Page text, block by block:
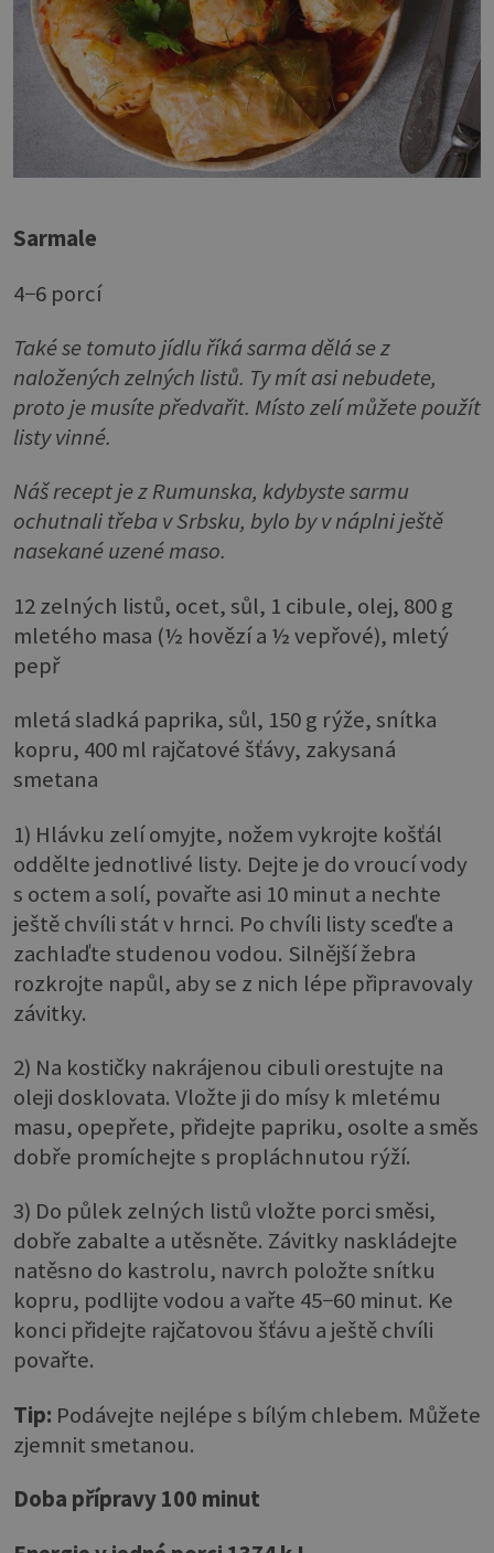
Sarmale
4−6 porcí
Také se tomuto jídlu říká sarma dělá se z
naložených zelných listů. Ty mít asi nebudete,
proto je musíte předvařit. Místo zelí můžete použít
listy vinné.
Náš recept je z Rumunska, kdybyste sarmu
ochutnali třeba v Srbsku, bylo by v náplni ještě
nasekané uzené maso.
12 zelných listů, ocet, sůl, 1 cibule, olej, 800 g
mletého masa (½ hovězí a ½ vepřové), mletý
pepř
mletá sladká paprika, sůl, 150 g rýže, snítka
kopru, 400 ml rajčatové šťávy, zakysaná
smetana
1) Hlávku zelí omyjte, nožem vykrojte košťál
oddělte jednotlivé listy. Dejte je do vroucí vody
s octem a solí, povařte asi 10 minut a nechte
ještě chvíli stát v hrnci. Po chvíli listy sceďte a
zachlaďte studenou vodou. Silnější žebra
rozkrojte napůl, aby se z nich lépe připravovaly
závitky.
2) Na kostičky nakrájenou cibuli orestujte na
oleji dosklovata. Vložte ji do mísy k mletému
masu, opepřete, přidejte papriku, osolte a směs
dobře promíchejte s propláchnutou rýží.
3) Do půlek zelných listů vložte porci směsi,
dobře zabalte a utěsněte. Závitky naskládejte
natěsno do kastrolu, navrch položte snítku
kopru, podlijte vodou a vařte 45−60 minut. Ke
konci přidejte rajčatovou šťávu a ještě chvíli
povařte.
Tip: Podávejte nejlépe s bílým chlebem. Můžete
zjemnit smetanou.
Doba přípravy 100 minut